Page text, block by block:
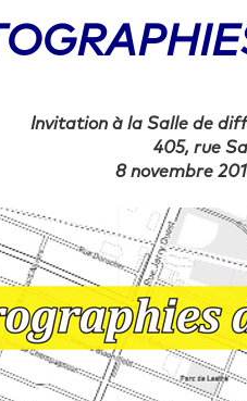
Invitation à la Salle de
405, rue
8 novembre